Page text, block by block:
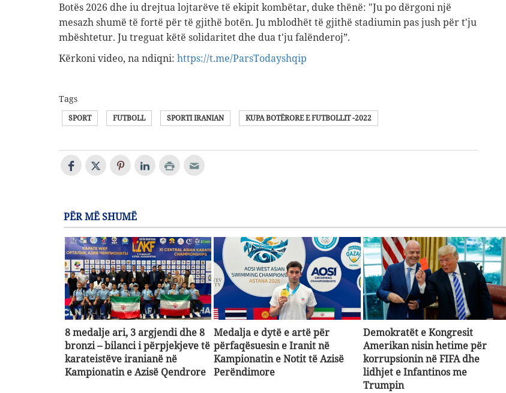
Botës 2026 dhe iu drejtua lojtarëve të ekipit kombëtar, duke thënë: "Ju po dërgoni një
mesazh shumë të fortë për të gjithë botën. Ju mblodhët të gjithë stadiumin pas jush për t'ju
mbështetur. Ju treguat këtë solidaritet dhe dua t'ju falënderoj”.
Kërkoni video, na ndiqni: https://t.me/ParsTodayshqip
Tags
SPORT FUTBOLL SPORTI IRANIAN KUPA BOTËRORE E FUTBOLLIT -2022
PËR MË SHUMË
8 medalje ari, 3 argjendi dhe 8
bronzi – bilanci i përpjekjeve të
karateistëve iranianë në
Kampionatin e Azisë Qendrore
Medalja e dytë e artë për
përfaqësuesin e Iranit në
Kampionatin e Notit të Azisë
Perëndimore
Demokratët e Kongresit
Amerikan nisin hetime për
korrupsionin në FIFA dhe
lidhjet e Infantinos me
Trumpin